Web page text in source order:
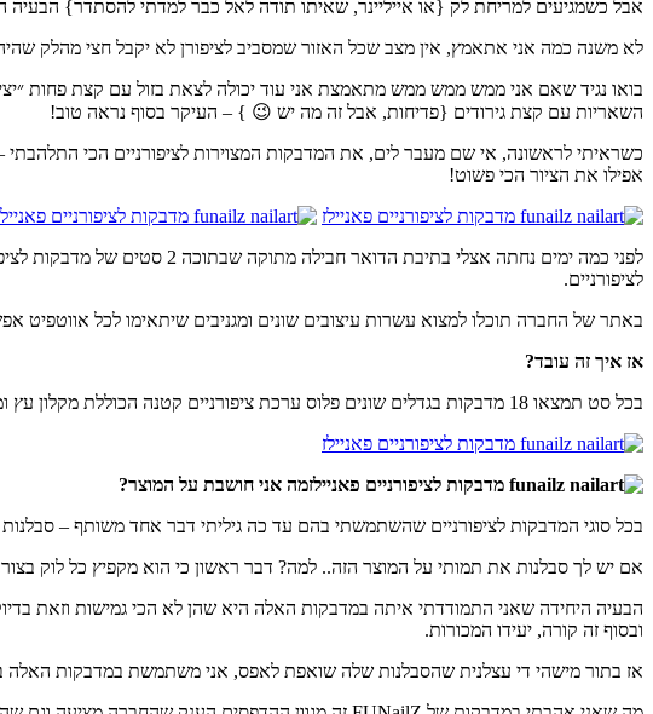
אבל כשמגיעים למריחת לק {או אייליינר, שאיתו תודה לאל כבר למדתי להסתדר}
לא משנה כמה אני אתאמץ, אין מצב שכל האזור שמסביב לציפורן לא יקבל חצי מהלק
בואו נגיד שאם אני ממש ממש ממש מתאמצת אני עוד יכולה לצאת בזול עם קצת פחות
השאריות עם קצת גירודים {פדיחות, אבל זה מה יש 😉 } – העיקר בסוף נראה טוב!
כשראיתי לראשונה, אי שם מעבר לים, את המדבקות המצוירות לציפורניים הכי התלהבתי
אפילו את הציור הכי פשוט!
לפני כמה ימים נחתה אצלי בתיבת הדואר חבילה מתוקה שבתוכה 2 סטים של מדבקות לציפורניים של חברת
לציפורניים.
באתר של החברה תוכלו למצוא עשרות עיצובים שונים ומגניבים שיתאימו לכל אווטפיט
אז איך זה עובד?
בכל סט תמצאו 18 מדבקות בגדלים שונים פלוס ערכת ציפורניים קטנה הכוללת מקלון עץ ומשייף קטן פלוס הוראות שימוש קלות ומובנות אותן תוכלו למצוא גם
מה אני חושבת על המוצר?
בכל סוגי המדבקות לציפורניים שהשתמשתי בהם עד כה גיליתי דבר אחד משותף –
אם יש לך סבלנות את תמותי על המוצר הזה.. למה? דבר ראשון כי הוא מקפיץ כל לוק
הבעיה היחידה שאני התמודדתי איתה במדבקות האלה היא שהן לא הכי גמישות וזאת
ובסוף זה קורה, יעידו המכורות.
אז בתור מישהי די עצלנית שהסבלנות שלה שואפת לאפס, אני משתמשת במדבקות האלה